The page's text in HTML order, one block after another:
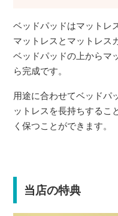
ベッドパッドはマットレ
マットレスとマットレス
ベッドパッドの上からマ
ら完成です。
用途に合わせてベッドパ
ットレスを長持ちするこ
く保つことができます。
当店の特典